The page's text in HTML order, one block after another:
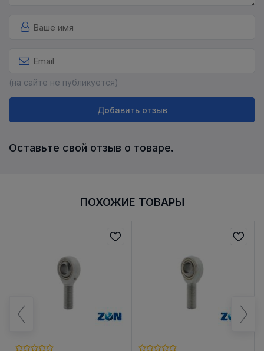
(на сайте не публикуется)
Добавить отзыв
Оставьте свой отзыв о товаре.
ПОХОЖИЕ ТОВАРЫ